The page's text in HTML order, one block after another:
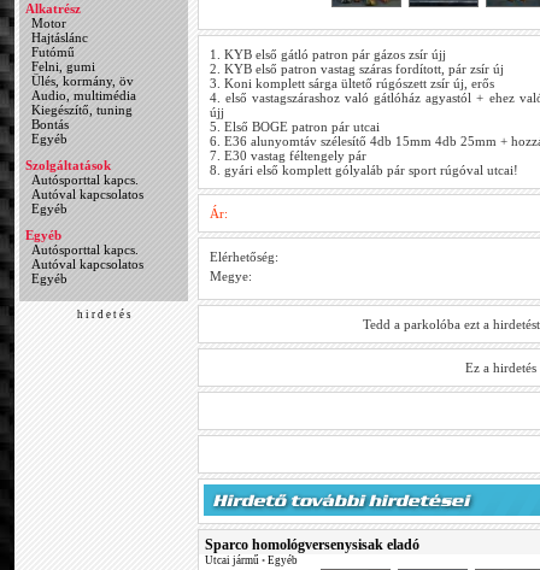
Alkatrész
Motor
Hajtáslánc
Futómű
Felni, gumi
Ülés, kormány, öv
Audio, multimédia
Kiegészítő, tuning
Bontás
Egyéb
Szolgáltatások
Autósporttal kapcs.
Autóval kapcsolatos
Egyéb
Egyéb
Autósporttal kapcs.
Autóval kapcsolatos
Egyéb
h i r d e t é s
1. KYB első gátló patron pár gázos zsír újj
2. KYB első patron vastag száras fordított, pár zsír új
3. Koni komplett sárga ültető rúgószett zsír új, erős
4. első vastagszárashoz való gátlóház agyastól + ehez
újj
5. Első BOGE patron pár utcai
6. E36 alunyomtáv szélesítő 4db 15mm 4db 25mm +
7. E30 vastag féltengely pár
8. gyári első komplett gólyaláb pár sport rúgóval utcai!
Ár:
Elérhetőség:
Megye:
Tedd a parkolóba ezt a
Ez a
Sparco homológversenysisak eladó
Utcai jármű • Egyéb